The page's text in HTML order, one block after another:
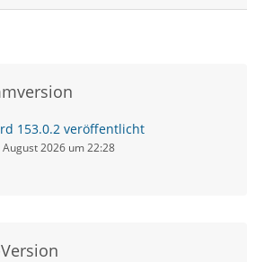
153.0.2 veröffentlicht
August 2026 um 22:28